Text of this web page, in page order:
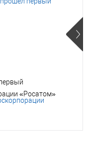
«Росатом»